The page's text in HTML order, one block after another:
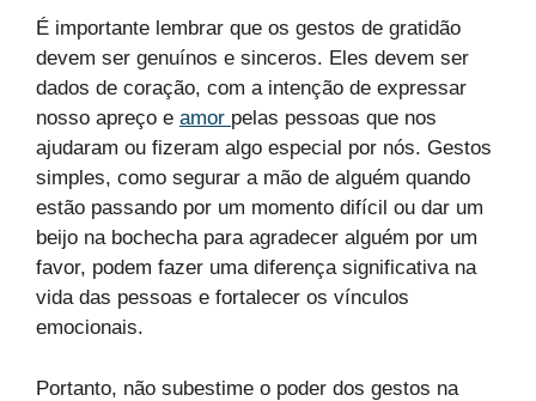
É importante lembrar que os gestos de gratidão
devem ser genuínos e sinceros. Eles devem ser
dados de coração, com a intenção de expressar
nosso apreço e amor pelas pessoas que nos
ajudaram ou fizeram algo especial por nós. Gestos
simples, como segurar a mão de alguém quando
estão passando por um momento difícil ou dar um
beijo na bochecha para agradecer alguém por um
favor, podem fazer uma diferença significativa na
vida das pessoas e fortalecer os vínculos
emocionais.
Portanto, não subestime o poder dos gestos na